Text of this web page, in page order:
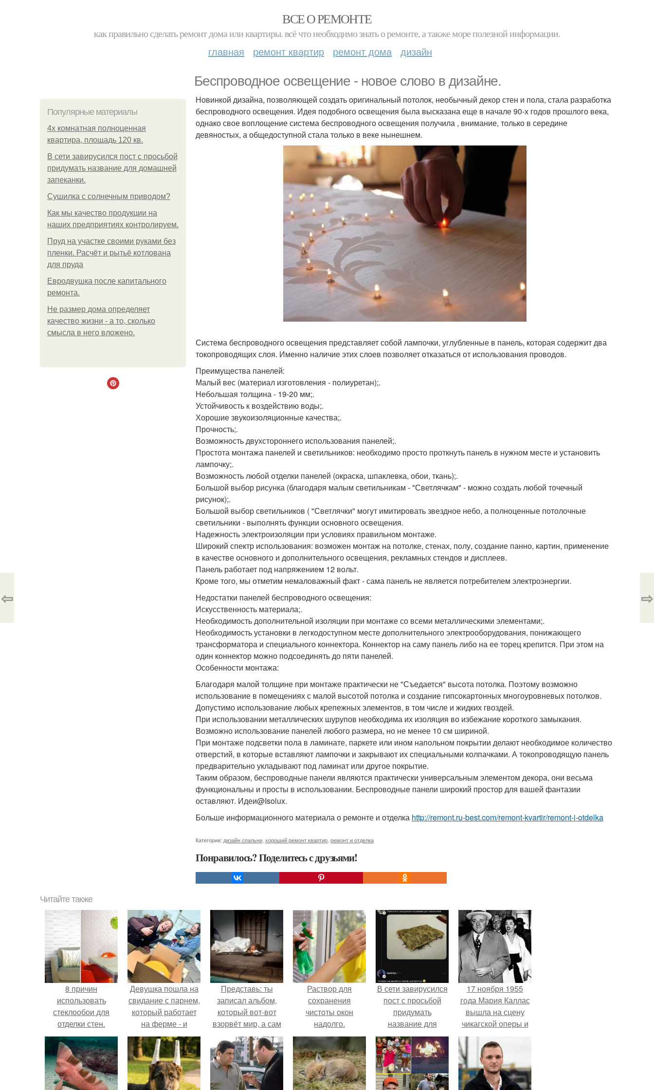
ВСЕ О РЕМОНТЕ
как правильно сделать ремонт дома или квартиры. всё что необходимо знать о ремонте, а также море полезной информации.
главная ремонт квартир ремонт дома дизайн
Беспроводное освещение - новое слово в дизайне.
Популярные материалы
4x комнатная полноценная
квартира, площадь 120 кв.
В сети завирусился пост с просьбой
придумать название для домашней
запеканки.
Сушилка с солнечным приводом?
Как мы качество продукции на
наших предприятиях контролируем.
Пруд на участке своими руками без
пленки. Расчёт и рытьё котлована
для пруда
Евродвушка после капитального
ремонта.
Не размер дома определяет
качество жизни - а то, сколько
смысла в него вложено.
Новинкой дизайна, позволяющей создать оригинальный потолок, необычный декор стен и пола, стала разработка
беспроводного освещения. Идея подобного освещения была высказана еще в начале 90-х годов прошлого века,
однако свое воплощение система беспроводного освещения получила , внимание, только в середине
девяностых, а общедоступной стала только в веке нынешнем.
Система беспроводного освещения представляет собой лампочки, углубленные в панель, которая содержит два
токопроводящих слоя. Именно наличие этих слоев позволяет отказаться от использования проводов.
Преимущества панелей:
Малый вес (материал изготовления - полиуретан);.
Небольшая толщина - 19-20 мм;.
Устойчивость к воздействию воды;.
Хорошие звукоизоляционные качества;.
Прочность;.
Возможность двухстороннего использования панелей;.
Простота монтажа панелей и светильников: необходимо просто проткнуть панель в нужном месте и установить
лампочку;.
Возможность любой отделки панелей (окраска, шпаклевка, обои, ткань);.
Большой выбор рисунка (благодаря малым светильникам - "Светлячкам" - можно создать любой точечный
рисунок);.
Большой выбор светильников ( "Светлячки" могут имитировать звездное небо, а полноценные потолочные
светильники - выполнять функции основного освещения.
Надежность электроизоляции при условиях правильном монтаже.
Широкий спектр использования: возможен монтаж на потолке, стенах, полу, создание панно, картин, применение
в качестве основного и дополнительного освещения, рекламных стендов и дисплеев.
Панель работает под напряжением 12 вольт.
Кроме того, мы отметим немаловажный факт - сама панель не является потребителем электроэнергии.
Недостатки панелей беспроводного освещения:
Искусственность материала;.
Необходимость дополнительной изоляции при монтаже со всеми металлическими элементами;.
Необходимость установки в легкодоступном месте дополнительного электрооборудования, понижающего
трансформатора и специального коннектора. Коннектор на саму панель либо на ее торец крепится. При этом на
один коннектор можно подсоединять до пяти панелей.
Особенности монтажа:
Благодаря малой толщине при монтаже практически не "Съедается" высота потолка. Поэтому возможно
использование в помещениях с малой высотой потолка и создание гипсокартонных многоуровневых потолков.
Допустимо использование любых крепежных элементов, в том числе и жидких гвоздей.
При использовании металлических шурупов необходима их изоляция во избежание короткого замыкания.
Возможно использование панелей любого размера, но не менее 10 см шириной.
При монтаже подсветки пола в ламинате, паркете или ином напольном покрытии делают необходимое количество
отверстий, в которые вставляют лампочки и закрывают их специальными колпачками. А токопроводящую панель
предварительно укладывают под ламинат или другое покрытие.
Таким образом, беспроводные панели являются практически универсальным элементом декора, они весьма
функциональны и просты в использовании. Беспроводные панели широкий простор для вашей фантазии
оставляют. Идеи@Isolux.
Больше информационного материала о ремонте и отделка http://remont.ru-best.com/remont-kvartir/remont-i-otdelka
Категории: дизайн спальни хороший ремонт квартир ремонт и отделка
Понравилось? Поделитесь с друзьями!
⇦ ⇨
Читайте также
8 причин
использовать
стеклообои для
отделки стен.
Девушка пошла на
свидание с парнем,
который работает
на ферме - и
вернулась домой с
подарком, который
точно не влезет в
дамскую сумочку.
Представь: ты
записал альбом,
который вот-вот
взорвёт мир, а сам
в этот момент
ночуешь в машине.
Раствор для
сохранения
чистоты окон
надолго.
В сети завирусился
пост с просьбой
придумать
название для
домашней
запеканки.
17 ноября 1955
года Мария Каллас
вышла на сцену
чикагской оперы и
сорвала овации.